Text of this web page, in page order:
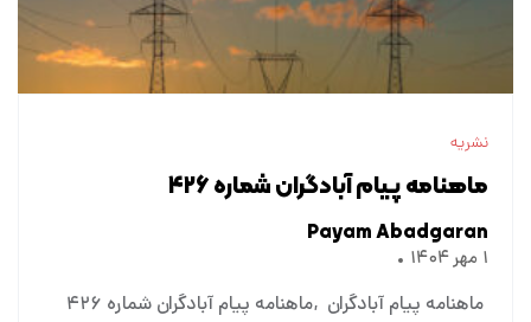
نشریه
ماهنامه پیام آبادگران شماره ۴۲۶
Payam Abadgaran
۱ مهر ۱۴۰۴
ماهنامه پیام آبادگران ماهنامه پیام آبادگران شماره ۴۲۶